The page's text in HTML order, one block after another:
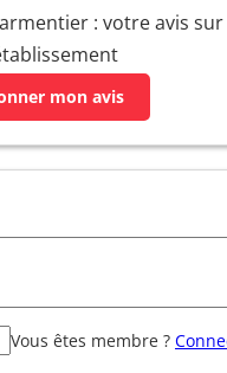
: votre avis
mon avis
Vous êtes membre ?